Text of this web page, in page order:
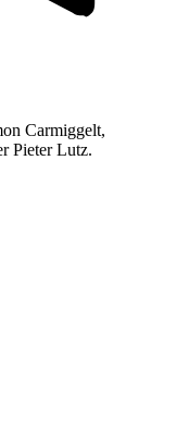
Carmiggelt,
Pieter Lutz.